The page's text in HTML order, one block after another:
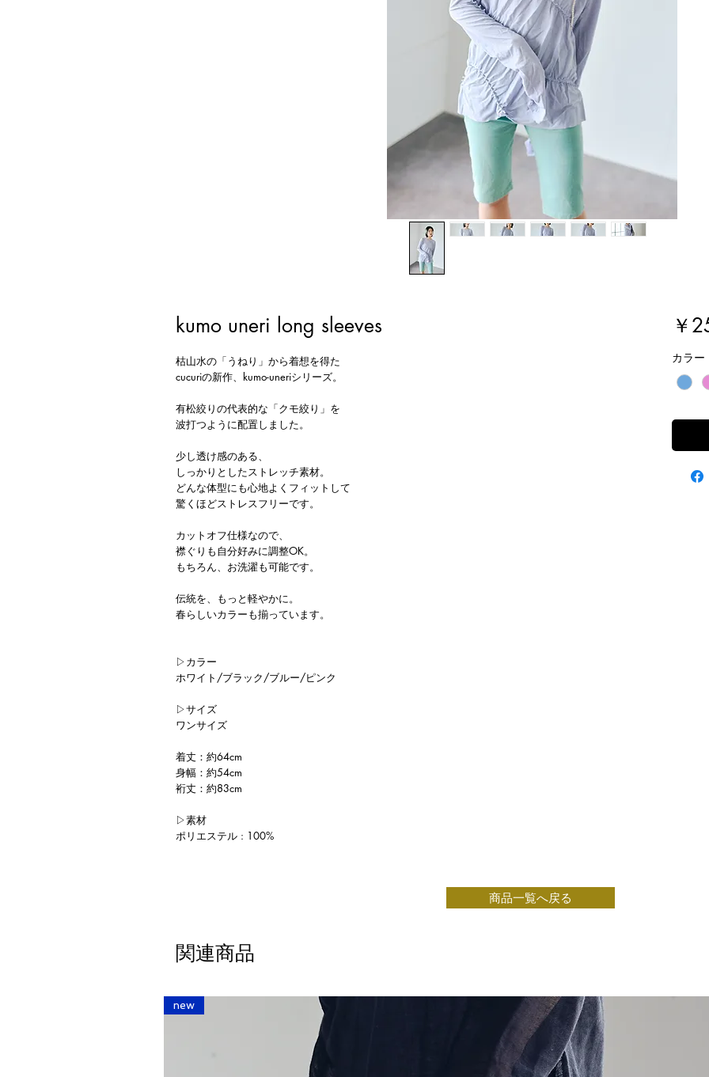
kumo uneri long sleeves
枯山水の「うねり」から着想を得た
cucuriの新作、kumo-uneriシリーズ。
有松絞りの代表的な「クモ絞り」を
波打つように配置しました。
少し透け感のある、
しっかりとしたストレッチ素材。
どんな体型にも心地よくフィットして
驚くほどストレスフリーです。
カットオフ仕様なので、
襟ぐりも自分好みに調整OK。
もちろん、お洗濯も可能です。
伝統を、もっと軽やかに。
春らしいカラーも揃っています。
▷カラー
ホワイト/ブラック/ブルー/ピンク
▷サイズ
ワンサイズ
着丈：約64cm
身幅：約54cm
裄丈：約83cm
▷素材
ポリエステル : 100%
￥
カラー
商品一覧へ戻る
関連商品
new